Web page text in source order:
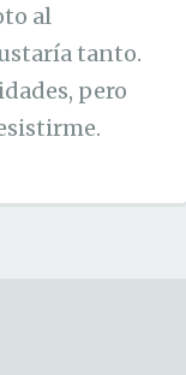
al
tanto.
pero